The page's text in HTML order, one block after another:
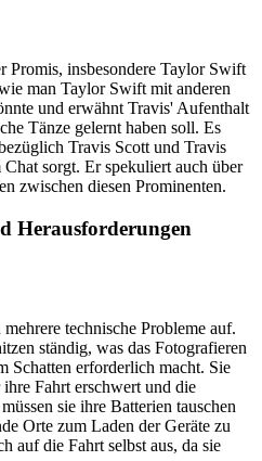
Promis, insbesondere Taylor Swift
man Taylor Swift mit anderen
und erwähnt Travis' Aufenthalt
Tänze gelernt haben soll. Es
Travis Scott und Travis
sorgt. Er spekuliert auch über
zwischen diesen Prominenten.
Herausforderungen
technische Probleme auf.
ständig, was das Fotografieren
Schatten erforderlich macht. Sie
Fahrt erschwert und die
sie ihre Batterien tauschen
Orte zum Laden der Geräte zu
auf die Fahrt selbst aus, da sie